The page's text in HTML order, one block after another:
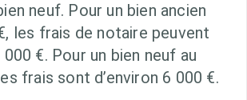
neuf. Pour un bien ancien
les frais de notaire peuvent
€. Pour un bien neuf au
frais sont d’environ 6 000 €.